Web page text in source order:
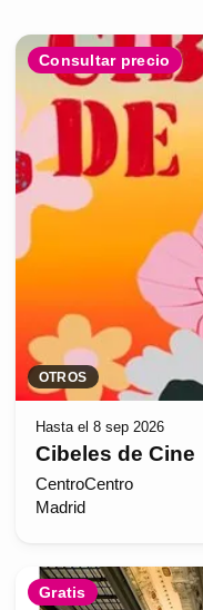
Consultar precio
OTROS
Hasta el 8 sep 2026
Cibeles de Cine
CentroCentro
Madrid
Gratis